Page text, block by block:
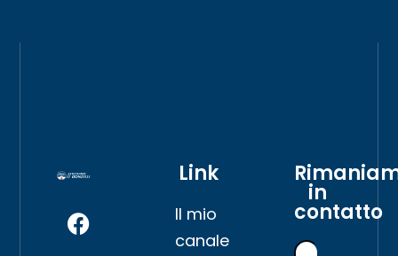
Link
Il mio
canale
in
contatto